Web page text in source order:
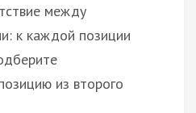
между
к каждой позиции
из второго